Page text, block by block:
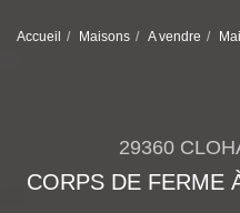
Accueil Maisons A vendre
29360
CORPS DE FERME